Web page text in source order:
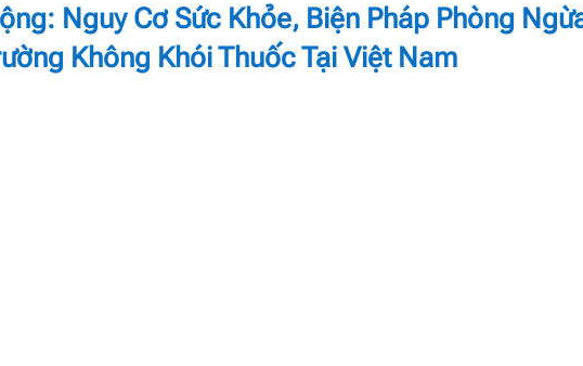
Nguy Cơ Sức Khỏe, Biện Pháp Phòng
Không Khói Thuốc Tại Việt Nam